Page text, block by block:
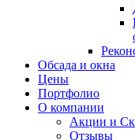
Обсада и окна
Цены
Портфолио
О компании
Акции и
Отзывы